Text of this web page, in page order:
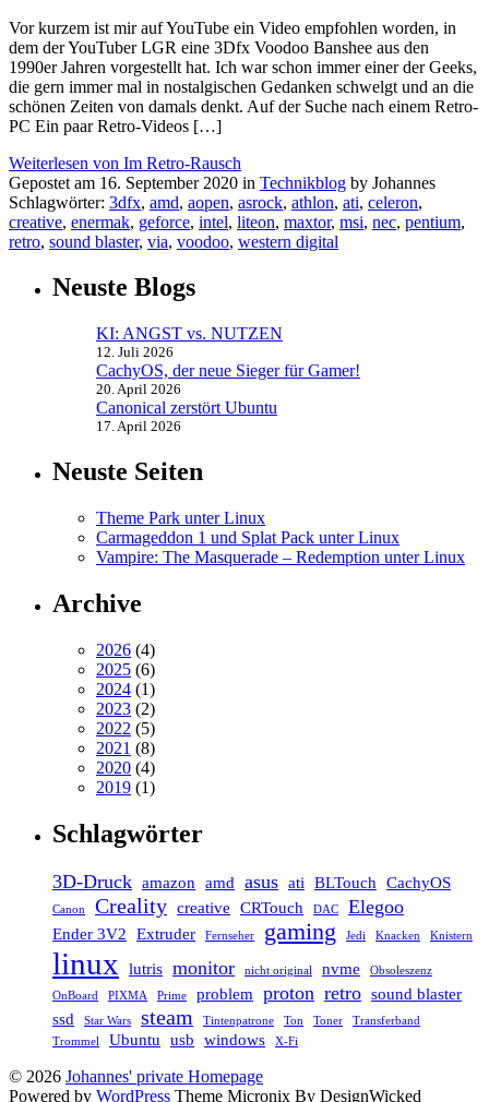
Vor kurzem ist mir auf YouTube ein Video empfohlen worden, in
dem der YouTuber LGR eine 3Dfx Voodoo Banshee aus den
1990er Jahren vorgestellt hat. Ich war schon immer einer der Geeks,
die gern immer mal in nostalgischen Gedanken schwelgt und an die
schönen Zeiten von damals denkt. Auf der Suche nach einem Retro-
PC Ein paar Retro-Videos […]
Weiterlesen von Im Retro-Rausch
Gepostet am 16. September 2020 in Technikblog by Johannes
Schlagwörter: 3dfx, amd, aopen, asrock, athlon, ati, celeron,
creative, enermak, geforce, intel, liteon, maxtor, msi, nec, pentium,
retro, sound blaster, via, voodoo, western digital
Neuste Blogs
KI: ANGST vs. NUTZEN
12. Juli 2026
CachyOS, der neue Sieger für Gamer!
20. April 2026
Canonical zerstört Ubuntu
17. April 2026
Neuste Seiten
Theme Park unter Linux
Carmageddon 1 und Splat Pack unter Linux
Vampire: The Masquerade – Redemption unter Linux
Archive
2026 (4)
2025 (6)
2024 (1)
2023 (2)
2022 (5)
2021 (8)
2020 (4)
2019 (1)
Schlagwörter
3D-Druck amazon amd asus ati BLTouch CachyOS
Canon Creality creative CRTouch DAC Elegoo
Ender 3V2 Extruder Fernseher gaming Jedi Knacken Knistern
linux lutris monitor nicht original nvme Obsoleszenz
OnBoard PIXMA Prime problem proton retro sound blaster
ssd
Star Wars steam Tintenpatrone Ton Toner
Transferband
Trommel
Ubuntu usb windows X-Fi
© 2026 Johannes' private Homepage
Powered by WordPress Theme Micronix By DesignWicked